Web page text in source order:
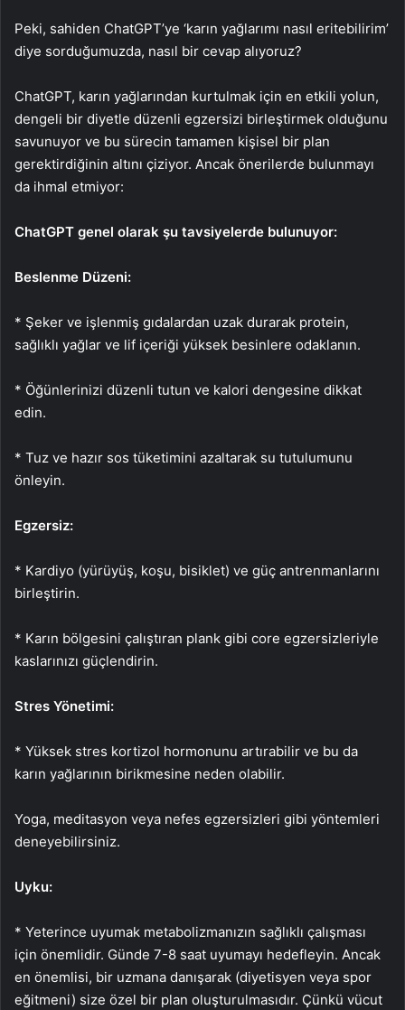
Peki, sahiden ChatGPT’ye ‘karın yağlarımı nasıl eritebilirim’
diye sorduğumuzda, nasıl bir cevap alıyoruz?
ChatGPT, karın yağlarından kurtulmak için en etkili yolun,
dengeli bir diyetle düzenli egzersizi birleştirmek olduğunu
savunuyor ve bu sürecin tamamen kişisel bir plan
gerektirdiğinin altını çiziyor. Ancak önerilerde bulunmayı
da ihmal etmiyor:
ChatGPT genel olarak şu tavsiyelerde bulunuyor:
Beslenme Düzeni:
* Şeker ve işlenmiş gıdalardan uzak durarak protein,
sağlıklı yağlar ve lif içeriği yüksek besinlere odaklanın.
* Öğünlerinizi düzenli tutun ve kalori dengesine dikkat
edin.
* Tuz ve hazır sos tüketimini azaltarak su tutulumunu
önleyin.
Egzersiz:
* Kardiyo (yürüyüş, koşu, bisiklet) ve güç antrenmanlarını
birleştirin.
* Karın bölgesini çalıştıran plank gibi core egzersizleriyle
kaslarınızı güçlendirin.
Stres Yönetimi:
* Yüksek stres kortizol hormonunu artırabilir ve bu da
karın yağlarının birikmesine neden olabilir.
Yoga, meditasyon veya nefes egzersizleri gibi yöntemleri
deneyebilirsiniz.
Uyku:
* Yeterince uyumak metabolizmanızın sağlıklı çalışması
için önemlidir. Günde 7-8 saat uyumayı hedefleyin. Ancak
en önemlisi, bir uzmana danışarak (diyetisyen veya spor
eğitmeni) size özel bir plan oluşturulmasıdır. Çünkü vücut